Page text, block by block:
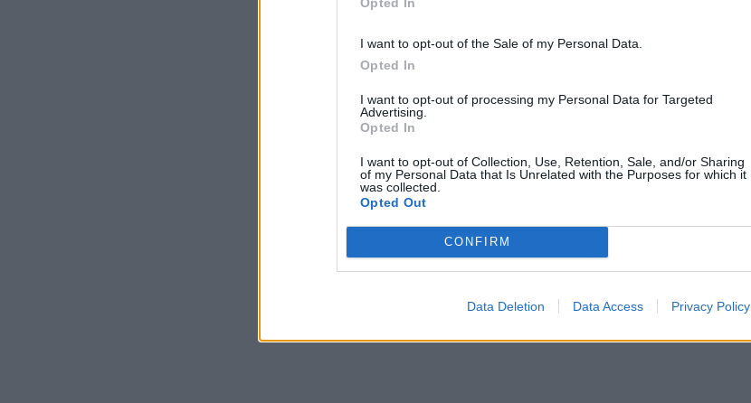
I want to opt-out of the Sale of my Personal Data.
Opted In
I want to opt-out of processing my Personal Data for Targeted
Advertising.
Opted In
I want to opt-out of Collection, Use, Retention, Sale, and/or Sharing
of my Personal Data that Is Unrelated with the Purposes for which it
was collected.
Opted Out
CONFIRM
Data Deletion Data Access Privacy Policy